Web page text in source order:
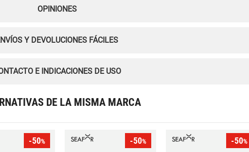
OPINIONES
Y DEVOLUCIONES FÁCILES
E INDICACIONES DE USO
DE LA MISMA MARCA
-50% -50% -50%